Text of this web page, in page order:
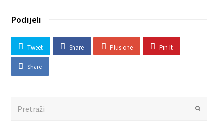
Podijeli
Tweet Share Plus one Pin It
Share